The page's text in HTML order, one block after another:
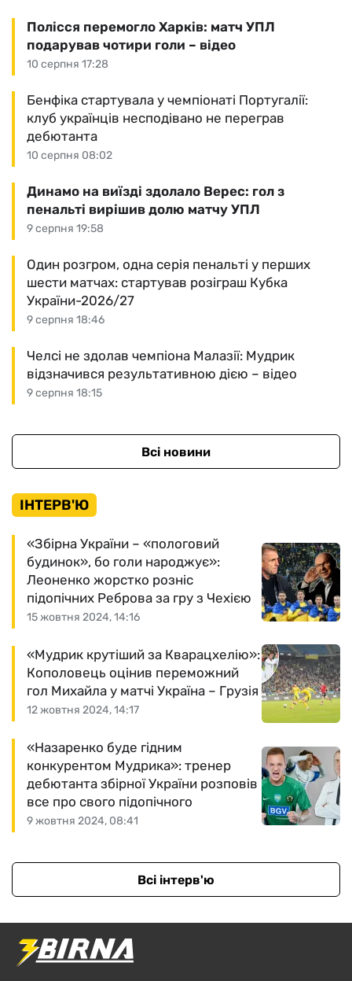
10 серпня 17:28
Полісся перемогло Харків: матч УПЛ
подарував чотири голи – відео
10 серпня 08:02
Бенфіка стартувала у чемпіонаті Португалії:
клуб українців несподівано не переграв
дебютанта
9 серпня 19:58
Динамо на виїзді здолало Верес: гол з
пенальті вирішив долю матчу УПЛ
9 серпня 18:46
Один розгром, одна серія пенальті у перших
шести матчах: стартував розіграш Кубка
України-2026/27
9 серпня 18:15
Челсі не здолав чемпіона Малазії: Мудрик
відзначився результативною дією – відео
Всі новини
ІНТЕРВ'Ю
15 жовтня 2024, 14:16
«Збірна України – «пологовий
будинок», бо голи народжує»:
Леоненко жорстко розніс
підопічних Реброва за гру з Чехією
12 жовтня 2024, 14:17
«Мудрик крутіший за Кварацхелію»:
Кополовець оцінив переможний
гол Михайла у матчі Україна – Грузія
9 жовтня 2024, 08:41
«Назаренко буде гідним
конкурентом Мудрика»: тренер
дебютанта збірної України розповів
все про свого підопічного
Всі інтерв'ю